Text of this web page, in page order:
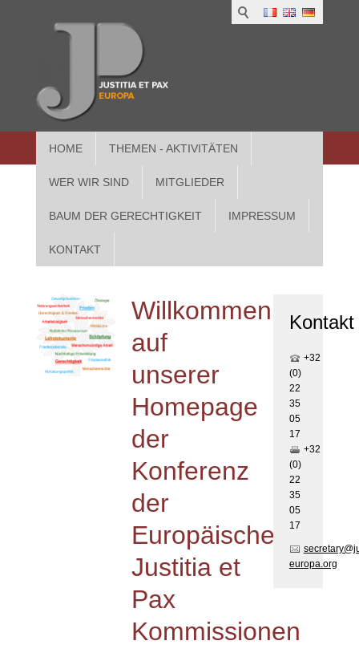
HOME THEMEN - AKTIVITÄTEN
WER WIR SIND MITGLIEDER
BAUM DER GERECHTIGKEIT IMPRESSUM
KONTAKT
in
Willkommen
auf
unserer
Homepage
der
Konferenz
der
Europäischen
Justitia et
Pax
Kommissionen
Kontakt
+32
(0)
22
35
05
17
+32
(0)
22
35
05
17
europa.org